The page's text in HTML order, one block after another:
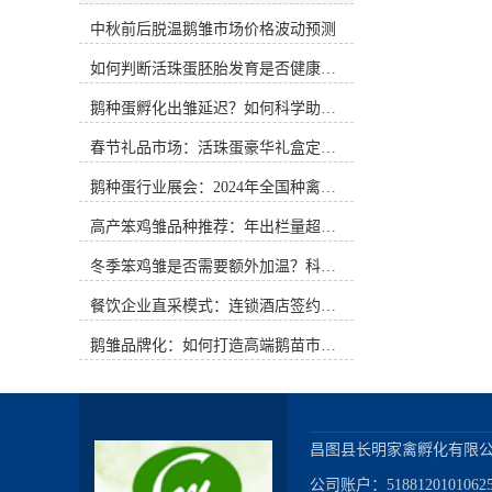
在清洁的浅水塘内进行放水，开端时
刻要短，路要近。6、防治疾病。雏
勤换勤晒，料槽每周用碱水刷1次，
瘟。常见问答：问：怎么调整孵化机
进步出雏质量?答：在操控好很合适孵
化机运转的环境条件后，假如孵化机
内不同方位的种蛋温度还有不同，可
以尝试做以下调整，进步出雏均匀
度。箱体机，在孵化12天左右时，可
位之间相互换位，3、4车位之间相互
的出雏陕慢不一致。巷道机，可以在
1～4车位的上、下方位装置挡风板，
意图是挡住上、下的风，让更多的风
步出雏。众所周知，空气交流在孵化
过程中是一个至关重要的目标。为了
风味的食品正悄然迎来新的发展机
遇。活珠蛋，这一源自江南民间的特
涵，在年节礼品市场中展现出前所未
有的潜力。如何通过创新的礼盒包装
设计，让这一传统美食突破地域限
制，成为年节馈赠的新选择，是当前
值得深入探讨的课题。文化内涵与情
感联结：包装设计的核心基石活珠蛋
并非普通的食品，它承载着特定地域
的饮食记忆与文化传承。其制作工艺
间把握，才能在蛋内形成半胚胎化的
特殊状态。这种独特的制作过程本身
就蕴含着匠心与传统的温度。在礼盒
包装设计中，应当深入挖掘这一文化
内涵，将其转化为视觉语言与情感联
味的图案元素，如 subtle 的水波纹、
亭台楼阁剪影或传统花鸟图案，营造
中秋前后脱温鹅雏市场价格波动预测
如何判断活珠蛋胚胎发育是否健康？照蛋操作指南
鹅种蛋孵化出雏延迟？如何科学助产提高成活率？
春节礼品市场：活珠蛋豪华礼盒定价与渠道策略
鹅种蛋行业展会：2024年全国种禽博览会预告
高产笨鸡雏品种推荐：年出栏量超万只的鸡种
冬季笨鸡雏是否需要额外加温？科学数据解析
餐饮企业直采模式：连锁酒店签约脱温大种鹅雏供应商
鹅雏品牌化：如何打造高端鹅苗市场？
昌图县长明家禽孵化有限
公司账户：